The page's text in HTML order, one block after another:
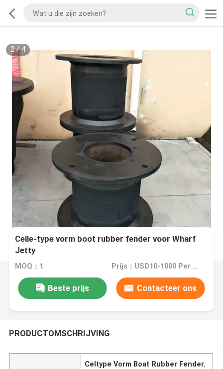
2/4
Celle-type vorm boot rubber fender voor Wharf
Jetty
MOQ：1 Prijs：USD10-1000 Per Piece
Beste prijs Contacteer ons
PRODUCTOMSCHRIJVING
Celtype Vorm Boat Rubber Fender,